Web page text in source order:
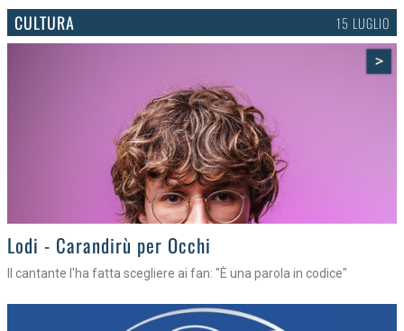
CULTURA 15 LUGLIO
>
Lodi - Carandirù per Occhi
Il cantante l'ha fatta scegliere ai fan: "È una parola in codice"